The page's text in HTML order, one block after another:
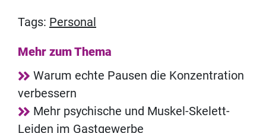
Tags: Personal
Mehr zum Thema
Warum echte Pausen die Konzentration
verbessern
Mehr psychische und Muskel-Skelett-
Leiden im Gastgewerbe